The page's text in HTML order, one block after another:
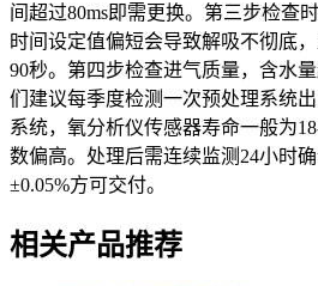
间超过80ms即需更换。第三步检查
时间设定值偏短会导致解吸不彻底
90秒。第四步检查进气质量，含水
们建议每季度检测一次预处理系统
系统，氧分析仪传感器寿命一般为
数偏高。处理后需连续监测24小时
±0.05%方可交付。
相关产品推荐